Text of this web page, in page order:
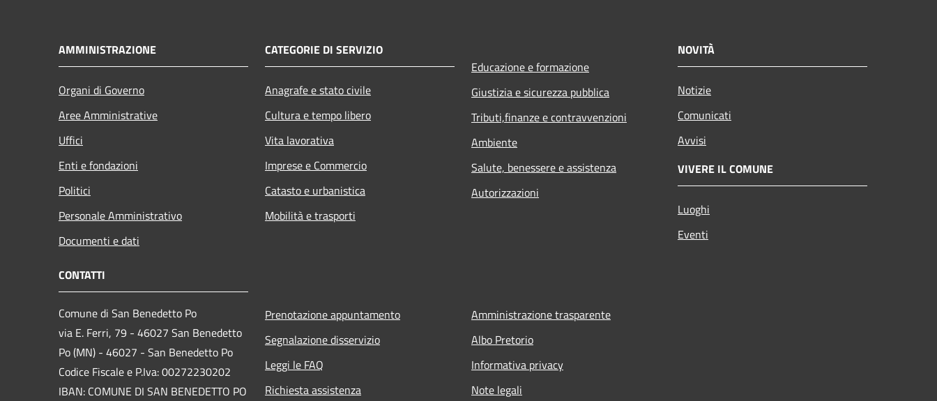
AMMINISTRAZIONE
Organi di Governo
Aree Amministrative
Uffici
Enti e fondazioni
Politici
Personale Amministrativo
Documenti e dati
CATEGORIE DI SERVIZIO
Anagrafe e stato civile
Cultura e tempo libero
Vita lavorativa
Imprese e Commercio
Catasto e urbanistica
Mobilità e trasporti
Educazione e formazione
Giustizia e sicurezza pubblica
Tributi,finanze e contravvenzioni
Ambiente
Salute, benessere e assistenza
Autorizzazioni
NOVITÀ
Notizie
Comunicati
Avvisi
VIVERE IL COMUNE
Luoghi
Eventi
CONTATTI
Comune di San Benedetto Po
via E. Ferri, 79 - 46027 San Benedetto
Po (MN) - 46027 - San Benedetto Po
Codice Fiscale e P.Iva: 00272230202
IBAN: COMUNE DI SAN BENEDETTO PO
Prenotazione appuntamento
Segnalazione disservizio
Leggi le FAQ
Richiesta assistenza
Amministrazione trasparente
Albo Pretorio
Informativa privacy
Note legali